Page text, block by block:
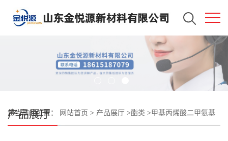
产品展厅
您当前的位置： 网站首页 > 产品展厅 >酯类 >甲基丙烯酸二甲氨基